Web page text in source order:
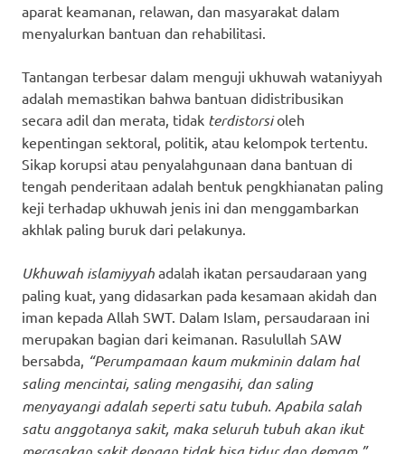
aparat keamanan, relawan, dan masyarakat dalam
menyalurkan bantuan dan rehabilitasi.
Tantangan terbesar dalam menguji ukhuwah wataniyyah
adalah memastikan bahwa bantuan didistribusikan
secara adil dan merata, tidak terdistorsioleh
kepentingan sektoral, politik, atau kelompok tertentu.
Sikap korupsi atau penyalahgunaan dana bantuan di
tengah penderitaan adalah bentuk pengkhianatan paling
keji terhadap ukhuwah jenis ini dan menggambarkan
akhlak paling buruk dari pelakunya.
Ukhuwah islamiyyah adalah ikatan persaudaraan yang
paling kuat, yang didasarkan pada kesamaan akidah dan
iman kepada Allah SWT. Dalam Islam, persaudaraan ini
merupakan bagian dari keimanan. Rasulullah SAW
bersabda, “Perumpamaan kaum mukminin dalam hal
saling mencintai, saling mengasihi, dan saling
menyayangi adalah seperti satu tubuh. Apabila salah
satu anggotanya sakit, maka seluruh tubuh akan ikut